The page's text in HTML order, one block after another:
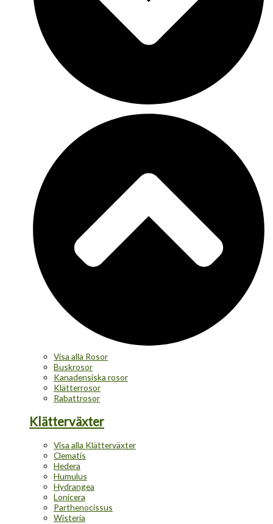
Visa alla Rosor
Buskrosor
Kanadensiska rosor
Klätterrosor
Rabattrosor
Klätterväxter
Visa alla Klätterväxter
Clematis
Hedera
Humulus
Hydrangea
Lonicera
Parthenocissus
Wisteria